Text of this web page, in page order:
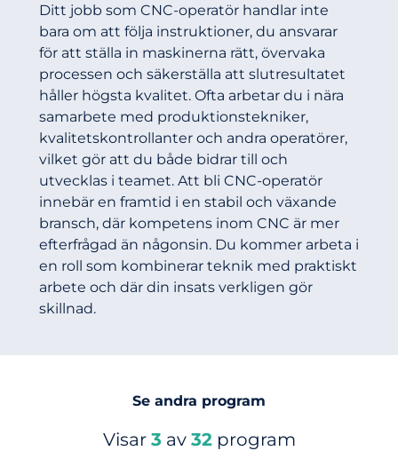
Ditt jobb som CNC-operatör handlar inte
bara om att följa instruktioner, du ansvarar
för att ställa in maskinerna rätt, övervaka
processen och säkerställa att slutresultatet
håller högsta kvalitet. Ofta arbetar du i nära
samarbete med produktionstekniker,
kvalitetskontrollanter och andra operatörer,
vilket gör att du både bidrar till och
utvecklas i teamet. Att bli CNC-operatör
innebär en framtid i en stabil och växande
bransch, där kompetens inom CNC är mer
efterfrågad än någonsin. Du kommer arbeta i
en roll som kombinerar teknik med praktiskt
arbete och där din insats verkligen gör
skillnad.
Se andra program
Visar 3 av 32program